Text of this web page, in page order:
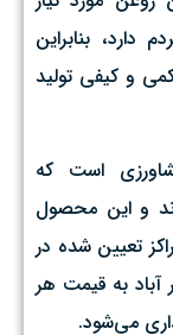
بنابراین
و کیفی تولید
است که
و این محصول
تعیین شده در
آباد به قیمت هر